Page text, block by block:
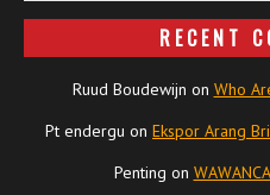
RECENT
Ruud Boudewijn on Who
Pt endergu on Ekspor Arang
Penting on